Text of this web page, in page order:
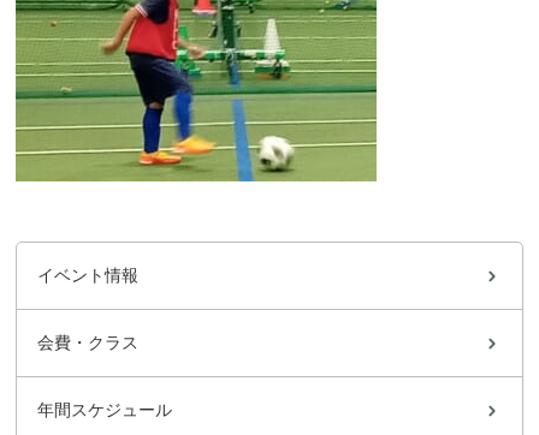
イベント情報
会費・クラス
年間スケジュール